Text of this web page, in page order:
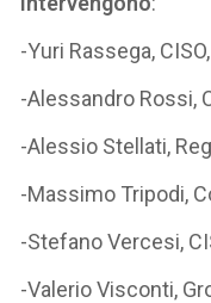
-Yuri Rassega,
-Alessandro Rossi,
-Alessio Stellati,
-Massimo Tripodi,
-Stefano Vercesi,
-Valerio Visconti,